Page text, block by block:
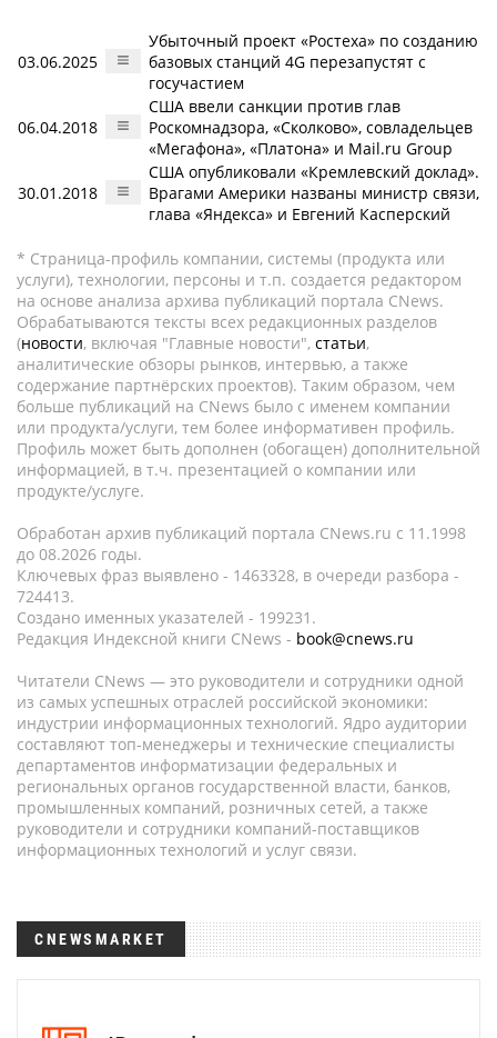
03.06.2025
Убыточный проект «Ростеха» по созданию
базовых станций 4G перезапустят с
госучастием
06.04.2018
США ввели санкции против глав
Роскомнадзора, «Сколково», совладельцев
«Мегафона», «Платона» и Mail.ru Group
30.01.2018
США опубликовали «Кремлевский доклад».
Врагами Америки названы министр связи,
глава «Яндекса» и Евгений Касперский
* Страница-профиль компании, системы (продукта или
услуги), технологии, персоны и т.п. создается редактором
на основе анализа архива публикаций портала CNews.
Обрабатываются тексты всех редакционных разделов
(новости, включая "Главные новости", статьи,
аналитические обзоры рынков, интервью, а также
содержание партнёрских проектов). Таким образом, чем
больше публикаций на CNews было с именем компании
или продукта/услуги, тем более информативен профиль.
Профиль может быть дополнен (обогащен) дополнительной
информацией, в т.ч. презентацией о компании или
продукте/услуге.
Обработан архив публикаций портала CNews.ru c 11.1998
до 08.2026 годы.
Ключевых фраз выявлено - 1463328, в очереди разбора -
724413.
Создано именных указателей - 199231.
Редакция Индексной книги CNews - book@cnews.ru
Читатели CNews — это руководители и сотрудники одной
из самых успешных отраслей российской экономики:
индустрии информационных технологий. Ядро аудитории
составляют топ-менеджеры и технические специалисты
департаментов информатизации федеральных и
региональных органов государственной власти, банков,
промышленных компаний, розничных сетей, а также
руководители и сотрудники компаний-поставщиков
информационных технологий и услуг связи.
CNEWSMARKET